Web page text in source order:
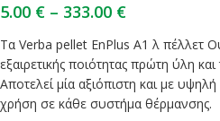
5.00 € – 333.00 €
Τα Verba pellet EnPlus A1 λ πέλλετ
εξαιρετικής ποιότητας πρώτη ύλη
Αποτελεί μία αξιόπιστη και με
χρήση σε κάθε συστήμα θέρμανσης.